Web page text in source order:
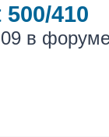
410
в